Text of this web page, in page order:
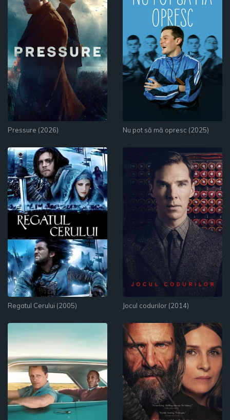
Pressure (2026) Nu pot să mă opresc (2025)
Regatul Cerului (2005) Jocul codurilor (2014)